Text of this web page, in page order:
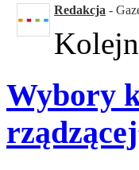
Redakcja -
Wybory